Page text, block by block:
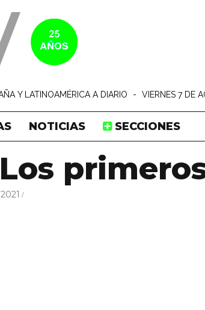
Y LATINOAMÉRICA A DIARIO - VIERNES 7 DE
NOTICIAS SECCIONES